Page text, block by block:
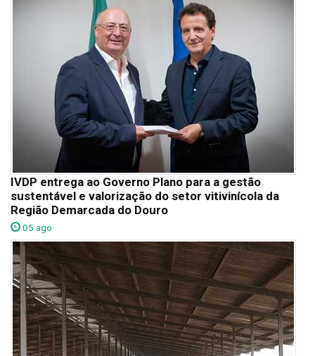
IVDP entrega ao Governo Plano para a gestão
sustentável e valorização do setor vitivinícola da
Região Demarcada do Douro
05 ago